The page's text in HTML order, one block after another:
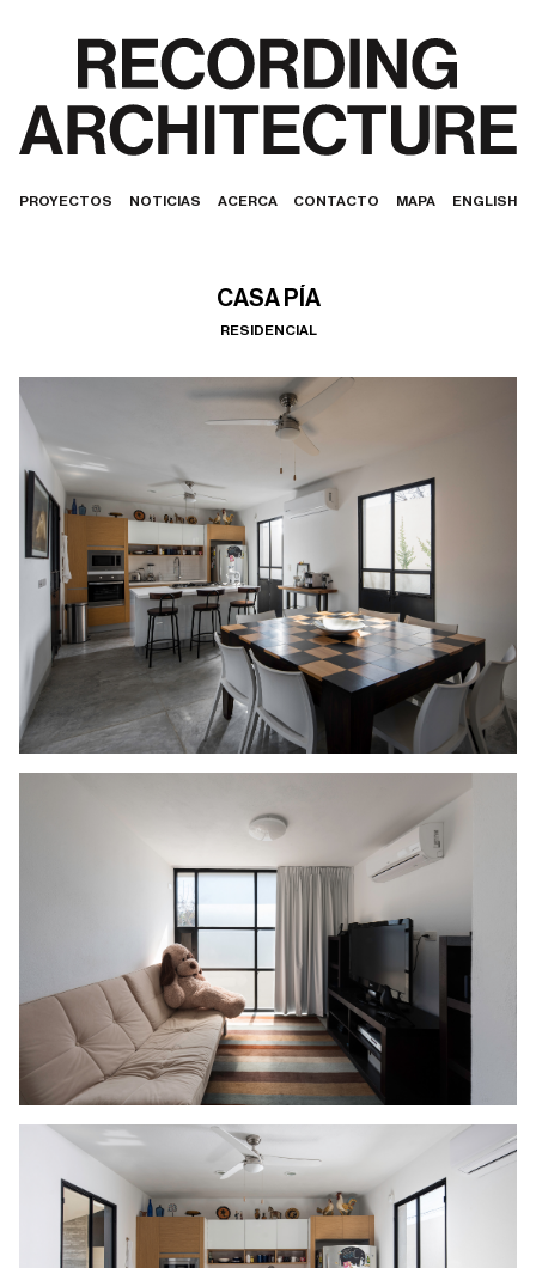
PROYECTOS NOTICIAS ACERCA CONTACTO MAPA ENGLISH
CASA PÍA
RESIDENCIAL